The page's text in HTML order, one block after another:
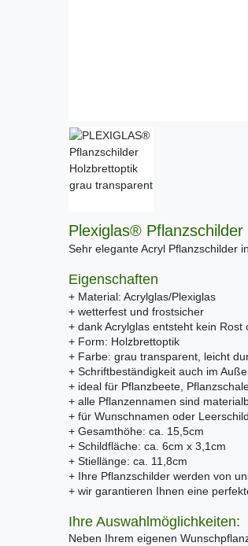
Plexiglas®
Sehr elegante Acryl Pflanzschilder
Eigenschaften
+ Material: Acrylglas/Plexiglas
+ wetterfest und frostsicher
+ dank Acrylglas entsteht kein
+ Form: Holzbrettoptik
+ Farbe: grau transparent, leicht
+ Schriftbeständigkeit auch im
+ ideal für Pflanzbeete,
+ alle Pflanzennamen sind
+ für Wunschnamen oder
+ Gesamthöhe: ca. 15,5cm
+ Schildfläche: ca. 6cm x 3,1cm
+ Stiellänge: ca. 11,8cm
+ Ihre Pflanzschilder werden von
+ wir garantieren Ihnen eine
Ihre Auswahlmöglichkeiten:
Neben Ihrem eigenen